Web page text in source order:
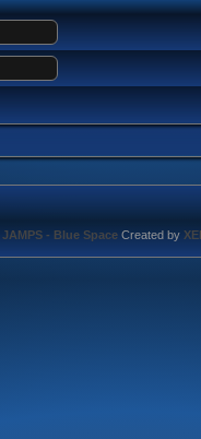
JAMPS - Blue Space Created by